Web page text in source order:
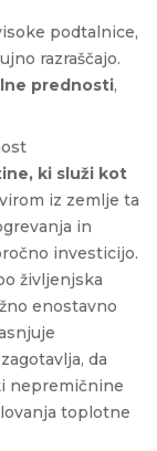
podtalnice,
razraščajo.
prednosti,
ki služi kot
iz zemlje ta
in
investicijo.
življenjska
enostavno
da
nepremičnine
toplotne